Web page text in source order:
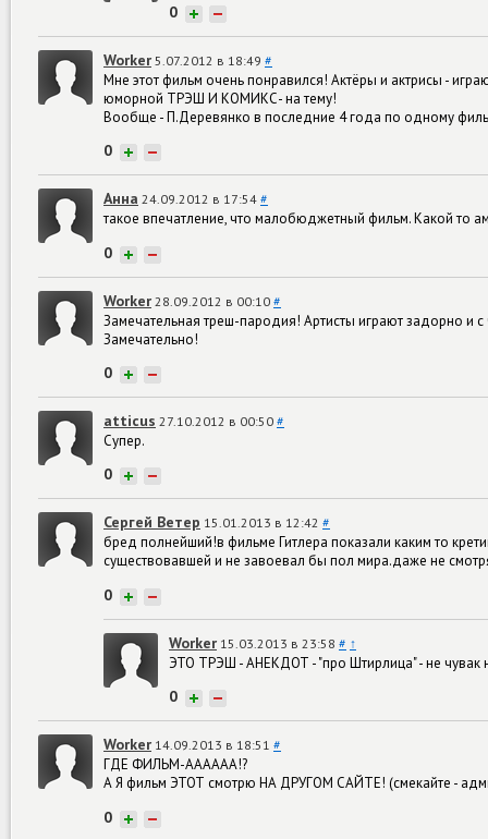
0 + −
Worker 5.07.2012 в 18:49 #
Мне этот фильм очень понравился! Актёры и актрисы -
юморной ТРЭШ И КОМИКС- на тему!
Вообще - П.Деревянко в последние 4 года по одному
0 + −
Анна 24.09.2012 в 17:54 #
такое впечатление, что малобюджетный фильм. Какой то
0 + −
Worker 28.09.2012 в 00:10 #
Замечательная треш-пародия! Артисты играют задорно и с
Замечательно!
0 + −
atticus 27.10.2012 в 00:50 #
Супер.
0 + −
Сергей Ветер 15.01.2013 в 12:42 #
бред полнейший!в фильме Гитлера показали каким то
существовавшей и не завоевал бы пол мира.даже не
0 + −
Worker 15.03.2013 в 23:58 # ↑
ЭТО ТРЭШ - АНЕКДОТ - "про Штирлица" - не чувак
0 + −
Worker 14.09.2013 в 18:51 #
ГДЕ ФИЛЬМ-АААААА!?
А Я фильм ЭТОТ смотрю НА ДРУГОМ САЙТЕ! (смекайте -
0 + −